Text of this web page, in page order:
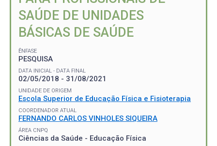
SAÚDE DE UNIDADES
BÁSICAS DE SAÚDE
ÊNFASE
PESQUISA
DATA INICIAL - DATA FINAL
02/05/2018 - 31/08/2021
UNIDADE DE ORIGEM
Escola Superior de Educação Física e Fisioterapia
COORDENADOR ATUAL
FERNANDO CARLOS VINHOLES SIQUEIRA
ÁREA CNPQ
Ciências da Saúde - Educação Física